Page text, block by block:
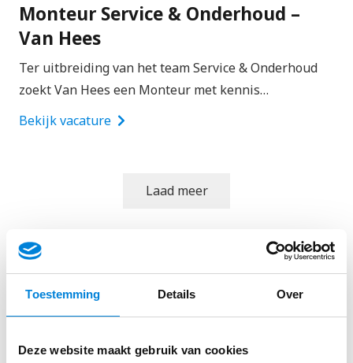
Toestemming Details Over
Deze website maakt gebruik van cookies
Monteur Service & Onderhoud –
Van Hees
Ter uitbreiding van het team Service & Onderhoud
zoekt Van Hees een Monteur met kennis…
Bekijk vacature
Laad meer